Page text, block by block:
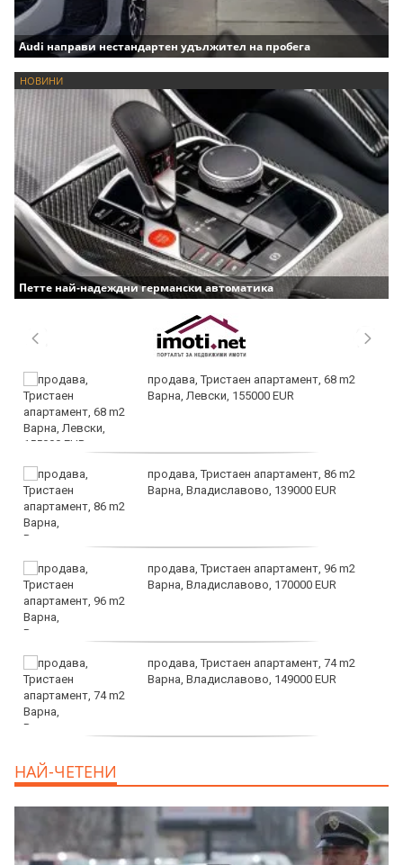
Audi направи нестандартен удължител на пробега
НОВИНИ
Петте най-надеждни германски автоматика
продава, Тристаен апартамент, 68 m2
Варна, Левски, 155000 EUR
продава, Тристаен апартамент, 86 m2
Варна, Владиславово, 139000 EUR
продава, Тристаен апартамент, 96 m2
Варна, Владиславово, 170000 EUR
продава, Тристаен апартамент, 74 m2
Варна, Владиславово, 149000 EUR
НАЙ-ЧЕТЕНИ